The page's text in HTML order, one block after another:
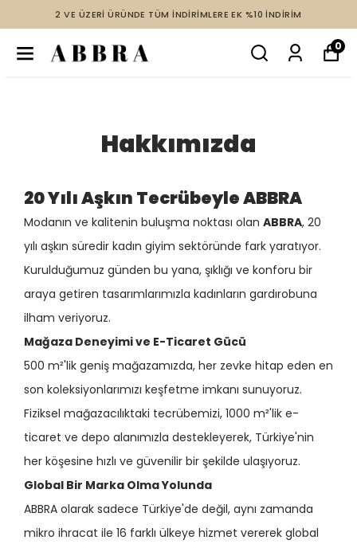
2 VE ÜZERİ ÜRÜNDE TÜM İNDİRİMLERE EK %10 İNDİRİM
0
Hakkımızda
20 Yılı Aşkın Tecrübeyle ABBRA
Modanın ve kalitenin buluşma noktası olan ABBRA, 20
yılı aşkın süredir kadın giyim sektöründe fark yaratıyor.
Kurulduğumuz günden bu yana, şıklığı ve konforu bir
araya getiren tasarımlarımızla kadınların gardırobuna
ilham veriyoruz.
Mağaza Deneyimi ve E-Ticaret Gücü
500 m²'lik geniş mağazamızda, her zevke hitap eden en
son koleksiyonlarımızı keşfetme imkanı sunuyoruz.
Fiziksel mağazacılıktaki tecrübemizi, 1000 m²'lik e-
ticaret ve depo alanımızla destekleyerek, Türkiye'nin
her köşesine hızlı ve güvenilir bir şekilde ulaşıyoruz.
Global Bir Marka Olma Yolunda
ABBRA olarak sadece Türkiye'de değil, aynı zamanda
mikro ihracat ile 16 farklı ülkeye hizmet vererek global